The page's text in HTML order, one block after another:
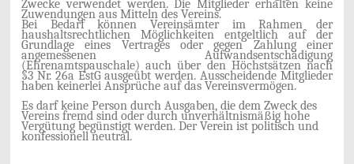
Zwecke verwendet werden. Die Mitglieder erhalten keine
Zuwendungen aus Mitteln des Vereins.
Bei Bedarf können Vereinsämter im Rahmen der
haushaltsrechtlichen Möglichkeiten entgeltlich auf der
Grundlage eines Vertrages oder gegen Zahlung einer
angemessenen Aufwandsentschädigung
(Ehrenamtspauschale) auch über den Höchstsätzen nach
§3 Nr. 26a EstG ausgeübt werden. Ausscheidende Mitglieder
haben keinerlei Ansprüche auf das Vereinsvermögen.
Es darf keine Person durch Ausgaben, die dem Zweck des
Vereins fremd sind oder durch unverhältnismäßig hohe
Vergütung begünstigt werden. Der Verein ist politisch und
konfessionell neutral.